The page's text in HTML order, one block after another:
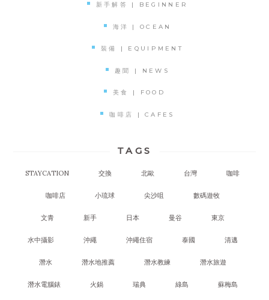
新手解答 | BEGINNER
海洋 | OCEAN
裝備 | EQUIPMENT
趣聞 | NEWS
美食 | FOOD
咖啡店 | CAFES
TAGS
STAYCATION 交換 北歐 台灣 咖啡
咖啡店 小琉球 尖沙咀 數碼遊牧
文青 新手 日本 曼谷 東京
水中攝影 沖繩 沖繩住宿 泰國 清邁
潛水 潛水地推薦 潛水教練 潛水旅遊
潛水電腦錶 火鍋 瑞典 綠島 蘇梅島